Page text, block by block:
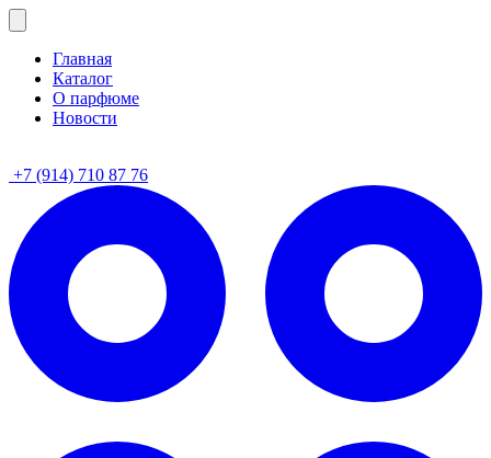
Главная
Каталог
О парфюме
Новости
+7 (914) 710 87 76